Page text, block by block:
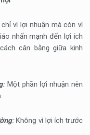
vì lợi nhuận mà còn vì
nhấn mạnh đến lợi ích
cân bằng giữa kinh
:Một phần lợi nhuận nên
:Không vì lợi ích trước